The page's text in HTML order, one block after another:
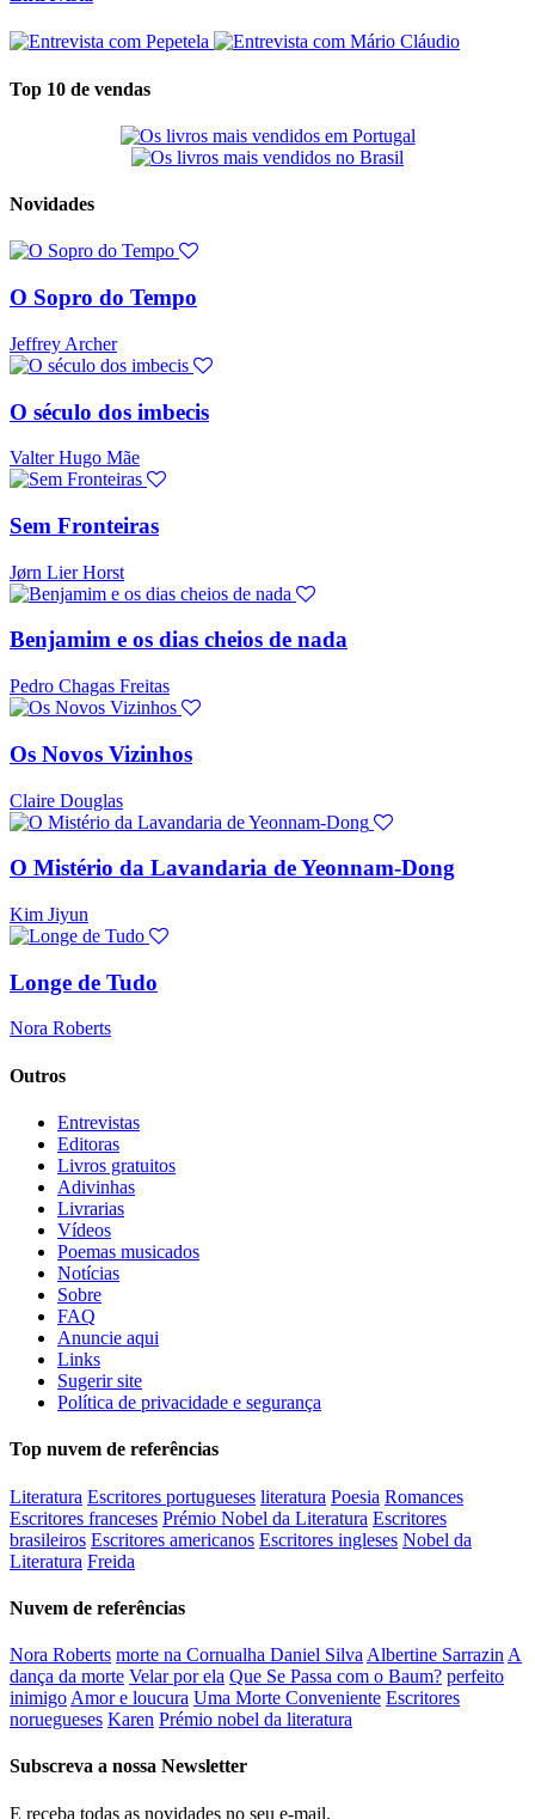
Top 10 de vendas
Novidades
O Sopro do Tempo
Jeffrey Archer
O século dos imbecis
Valter Hugo Mãe
Sem Fronteiras
Jørn Lier Horst
Benjamim e os dias cheios de nada
Pedro Chagas Freitas
Os Novos Vizinhos
Claire Douglas
O Mistério da Lavandaria de Yeonnam-Dong
Kim Jiyun
Longe de Tudo
Nora Roberts
Outros
Entrevistas
Editoras
Livros gratuitos
Adivinhas
Livrarias
Vídeos
Poemas musicados
Notícias
Sobre
FAQ
Anuncie aqui
Links
Sugerir site
Política de privacidade e segurança
Top nuvem de referências
Literatura Escritores portugueses literatura Poesia Romances
Escritores franceses Prémio Nobel da Literatura Escritores
brasileiros Escritores americanos Escritores ingleses Nobel da
Literatura Freida
Nuvem de referências
Nora Roberts morte na Cornualha Daniel Silva Albertine Sarrazin A
dança da morte Velar por ela Que Se Passa com o Baum? perfeito
inimigo Amor e loucura Uma Morte Conveniente Escritores
noruegueses Karen Prémio nobel da literatura
Subscreva a nossa Newsletter
E receba todas as novidades no seu e-mail.